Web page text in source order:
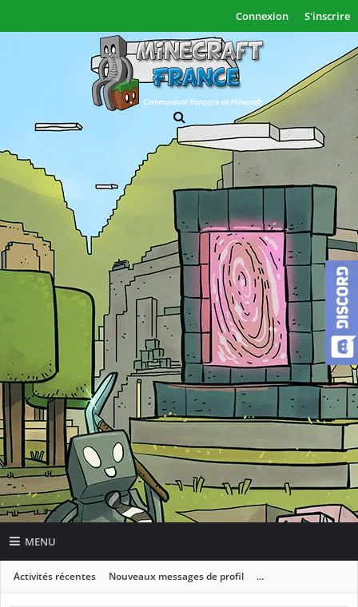
Connexion S'inscrire
MENU
Activités récentes Nouveaux messages de profil ...